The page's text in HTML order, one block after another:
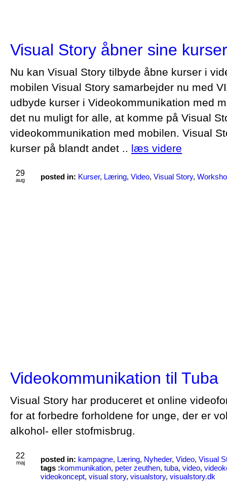
Visual Story åbner sine
Nu kan Visual Story tilbyde åbne kurser i
mobilen Visual Story samarbejder nu med
udbyde kurser i Videokommunikation med
det nu muligt for alle, at komme på Visual
videokommunikation med mobilen. Visual
kurser på blandt andet .. læs videre
29
aug posted in: Kurser, Læring, Video, Visual Story,
Videokommunikation til Tuba
Visual Story har produceret et online
for at forbedre forholdene for unge, der er
alkohol- eller stofmisbrug.
22
maj posted in: kampagne, Læring, Nyheder, Video, Visual
tags :kommunikation, peter zeuthen, tuba, video,
videokoncept, visual story, visualstory, visualstory.dk